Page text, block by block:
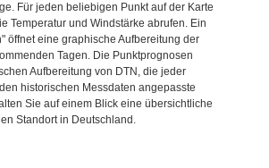
Für jeden beliebigen Punkt auf der Karte
Temperatur und Windstärke abrufen. Ein
öffnet eine graphische Aufbereitung der
Tagen. Die Punktprognosen
Aufbereitung von DTN, die jeder
historischen Messdaten angepasste
Sie auf einem Blick eine übersichtliche
Standort in Deutschland.